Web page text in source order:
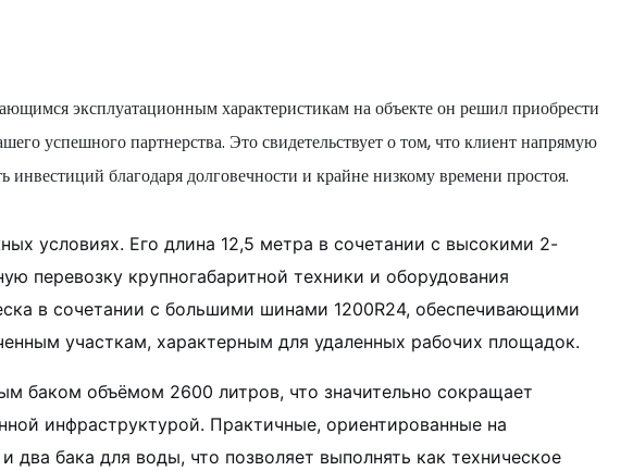
эксплуатационным характеристикам на объекте он решил приобрести
успешного партнерства. Это свидетельствует о том, что клиент напрямую
благодаря долговечности и крайне низкому времени простоя.
условиях. Его длина 12,5 метра в сочетании с высокими 2-
перевозку крупногабаритной техники и оборудования
в сочетании с большими шинами 1200R24, обеспечивающими
участкам, характерным для удаленных рабочих площадок.
баком объёмом 2600 литров, что значительно сокращает
инфраструктурой. Практичные, ориентированные на
бака для воды, что позволяет выполнять как техническое